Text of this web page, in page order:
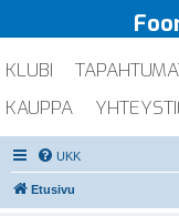
KLUBI
KAUPPA
UKK
Etusivu